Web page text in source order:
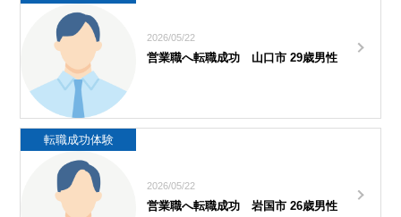
2026/05/22
営業職へ転職成功 山口市 29歳男性
転職成功体験
2026/05/22
営業職へ転職成功 岩国市 26歳男性